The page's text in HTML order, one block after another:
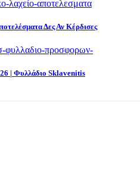
Δες Αν Κέρδισες
| Φυλλάδιο Sklavenitis